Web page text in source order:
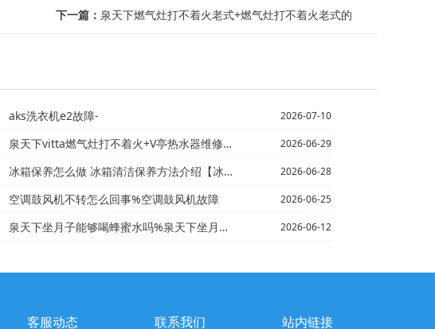
下一篇： 泉天下燃气灶打不着火老式+燃气灶打不着火老式的
aks洗衣机e2故障- 2026-07-10
泉天下vitta燃气灶打不着火+V亭热水器维修电话,海尔电热水器售后服务电话 2026-06-29
冰箱保养怎么做 冰箱清洁保养方法介绍【冰箱报警器老响怎么办 冰箱报警器老响解决方... 2026-06-28
空调鼓风机不转怎么回事%空调鼓风机故障 2026-06-25
泉天下坐月子能够喝蜂蜜水吗%泉天下坐月子期间如何要避免哪些情况- 2026-06-12
客服动态 联系我们 站内链接